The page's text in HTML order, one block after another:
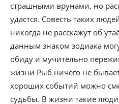
страшными врунами, но
удастся. Совесть таких
никогда не расскажут об
данным знаком зодиака
обиду и мучительно
жизни Рыб ничего не
хороших событий можно
судьбы. В жизни такие